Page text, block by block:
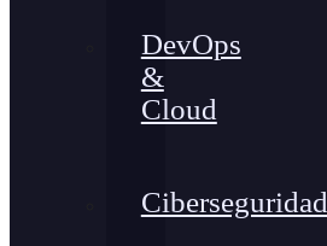
DevOps
&
Cloud
Ciberseguridad